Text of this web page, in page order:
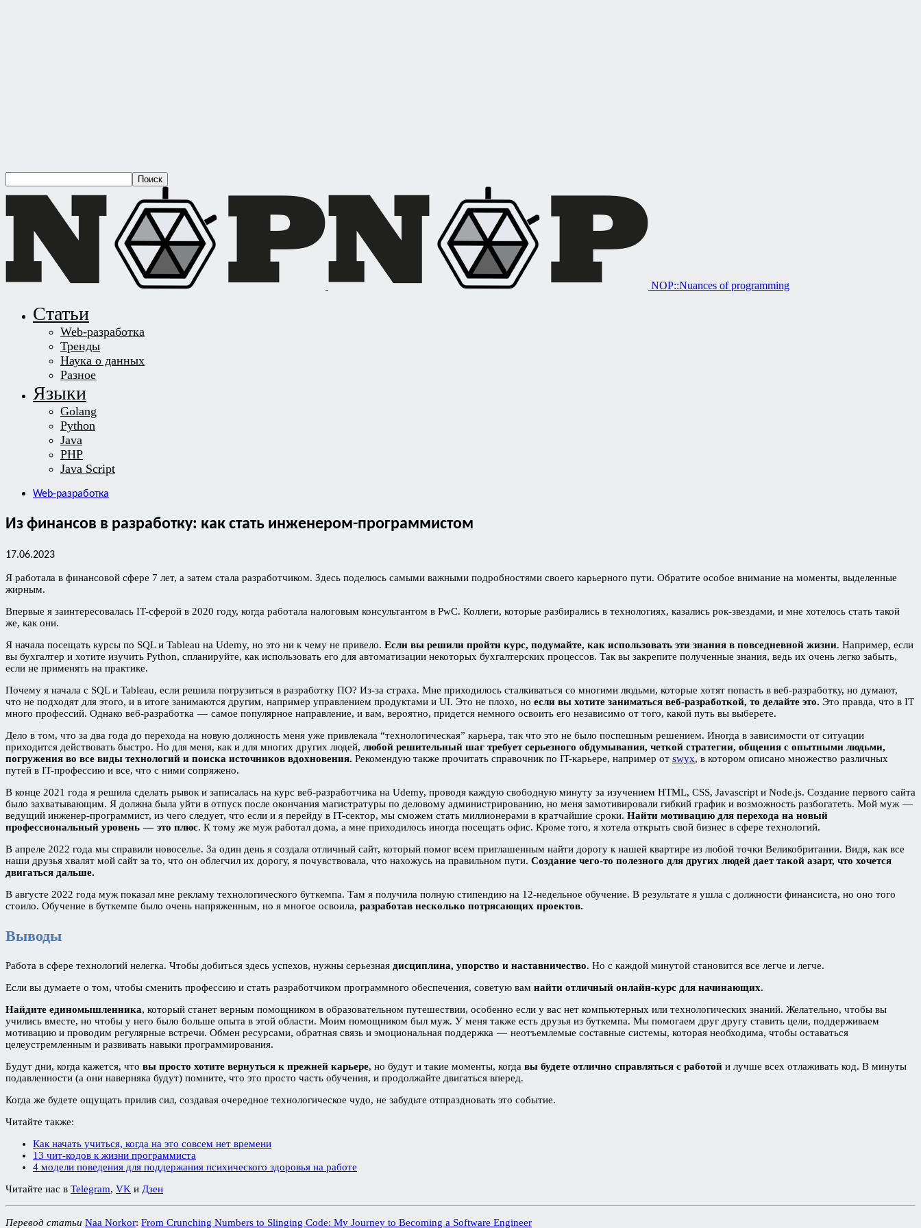
NOP::Nuances of programming
Статьи
Web-разработка
Тренды
Наука о данных
Разное
Языки
Golang
Python
Java
PHP
Java Script
Web-разработка
Из финансов в разработку: как стать инженером-программистом
17.06.2023
Я работала в финансовой сфере 7 лет, а затем стала разработчиком. Здесь поделюсь самыми важными подробностями своего карьерного пути. Обратите особое внимание на моменты, выделенные
жирным.
Впервые я заинтересовалась IT-сферой в 2020 году, когда работала налоговым консультантом в PwC. Коллеги, которые разбирались в технологиях, казались рок-звездами, и мне хотелось стать такой
же, как они.
Я начала посещать курсы по SQL и Tableau на Udemy, но это ни к чему не привело. Если вы решили пройти курс, подумайте, как использовать эти знания в повседневной жизни. Например, если
вы бухгалтер и хотите изучить Python, спланируйте, как использовать его для автоматизации некоторых бухгалтерских процессов. Так вы закрепите полученные знания, ведь их очень легко забыть,
если не применять на практике.
Почему я начала с SQL и Tableau, если решила погрузиться в разработку ПО? Из-за страха. Мне приходилось сталкиваться со многими людьми, которые хотят попасть в веб-разработку, но думают,
что не подходят для этого, и в итоге занимаются другим, например управлением продуктами и UI. Это не плохо, но если вы хотите заниматься веб-разработкой, то делайте это. Это правда, что в IT
много профессий. Однако веб-разработка — самое популярное направление, и вам, вероятно, придется немного освоить его независимо от того, какой путь вы выберете.
Дело в том, что за два года до перехода на новую должность меня уже привлекала “технологическая” карьера, так что это не было поспешным решением. Иногда в зависимости от ситуации
приходится действовать быстро. Но для меня, как и для многих других людей, любой решительный шаг требует серьезного обдумывания, четкой стратегии, общения с опытными людьми,
погружения во все виды технологий и поиска источников вдохновения. Рекомендую также прочитать справочник по IT-карьере, например от swyx, в котором описано множество различных
путей в IT-профессию и все, что с ними сопряжено.
В конце 2021 года я решила сделать рывок и записалась на курс веб-разработчика на Udemy, проводя каждую свободную минуту за изучением HTML, CSS, Javascript и Node.js. Создание первого сайта
было захватывающим. Я должна была уйти в отпуск после окончания магистратуры по деловому администрированию, но меня замотивировали гибкий график и возможность разбогатеть. Мой муж —
ведущий инженер-программист, из чего следует, что если и я перейду в IT-сектор, мы сможем стать миллионерами в кратчайшие сроки. Найти мотивацию для перехода на новый
профессиональный уровень — это плюс. К тому же муж работал дома, а мне приходилось иногда посещать офис. Кроме того, я хотела открыть свой бизнес в сфере технологий.
В апреле 2022 года мы справили новоселье. За один день я создала отличный сайт, который помог всем приглашенным найти дорогу к нашей квартире из любой точки Великобритании. Видя, как все
наши друзья хвалят мой сайт за то, что он облегчил их дорогу, я почувствовала, что нахожусь на правильном пути. Создание чего-то полезного для других людей дает такой азарт, что хочется
двигаться дальше.
В августе 2022 года муж показал мне рекламу технологического буткемпа. Там я получила полную стипендию на 12-недельное обучение. В результате я ушла с должности финансиста, но оно того
стоило. Обучение в буткемпе было очень напряженным, но я многое освоила, разработав несколько потрясающих проектов.
Выводы
Работа в сфере технологий нелегка. Чтобы добиться здесь успехов, нужны серьезная дисциплина, упорство и наставничество. Но с каждой минутой становится все легче и легче.
Если вы думаете о том, чтобы сменить профессию и стать разработчиком программного обеспечения, советую вам найти отличный онлайн-курс для начинающих.
Найдите единомышленника, который станет верным помощником в образовательном путешествии, особенно если у вас нет компьютерных или технологических знаний. Желательно, чтобы вы
учились вместе, но чтобы у него было больше опыта в этой области. Моим помощником был муж. У меня также есть друзья из буткемпа. Мы помогаем друг другу ставить цели, поддерживаем
мотивацию и проводим регулярные встречи. Обмен ресурсами, обратная связь и эмоциональная поддержка — неотъемлемые составные системы, которая необходима, чтобы оставаться
целеустремленным и развивать навыки программирования.
Будут дни, когда кажется, что вы просто хотите вернуться к прежней карьере, но будут и такие моменты, когда вы будете отлично справляться с работой и лучше всех отлаживать код. В минуты
подавленности (а они наверняка будут) помните, что это просто часть обучения, и продолжайте двигаться вперед.
Когда же будете ощущать прилив сил, создавая очередное технологическое чудо, не забудьте отпраздновать это событие.
Читайте также:
Как начать учиться, когда на это совсем нет времени
13 чит-кодов к жизни программиста
4 модели поведения для поддержания психического здоровья на работе
Читайте нас в Telegram, VK и Дзен
Перевод статьи Naa Norkor: From Crunching Numbers to Slinging Code: My Journey to Becoming a Software Engineer